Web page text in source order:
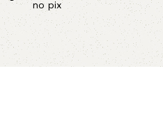
no pix
Adicionar ao carrinho